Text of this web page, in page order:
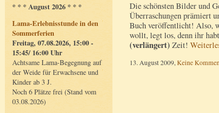
* * * August 2026 * * *
Lama-Erlebnisstunde in den
Sommerferien
Freitag, 07.08.2026, 15:00 -
15:45/ 16:00 Uhr
Achtsame Lama-Begegnung auf
der Weide für Erwachsene und
Kinder ab 3 J.
Noch 6 Plätze frei (Stand vom
03.08.2026)
Die schönsten Bilder und
Überraschungen prämiert
Buch veröffentlicht! Also,
wollt, legt los, denn ihr
(verlängert) Zeit!
13. August 2009,Keine